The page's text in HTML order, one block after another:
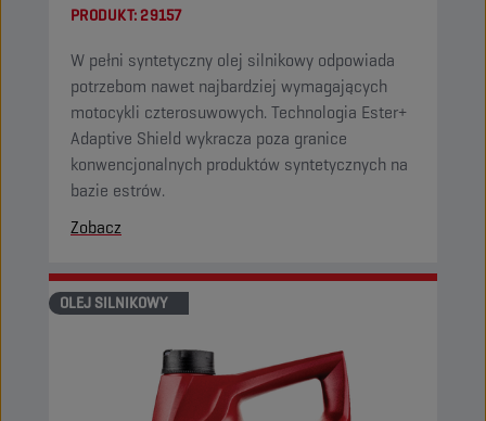
PRODUKT:29157
W pełni syntetyczny olej silnikowy odpowiada
potrzebom nawet najbardziej wymagających
motocykli czterosuwowych. Technologia Ester+
Adaptive Shield wykracza poza granice
konwencjonalnych produktów syntetycznych na
bazie estrów.
Zobacz
OLEJ SILNIKOWY